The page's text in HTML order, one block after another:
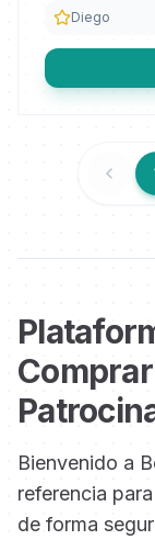
Diego
Bienvenido a
referencia para
de forma